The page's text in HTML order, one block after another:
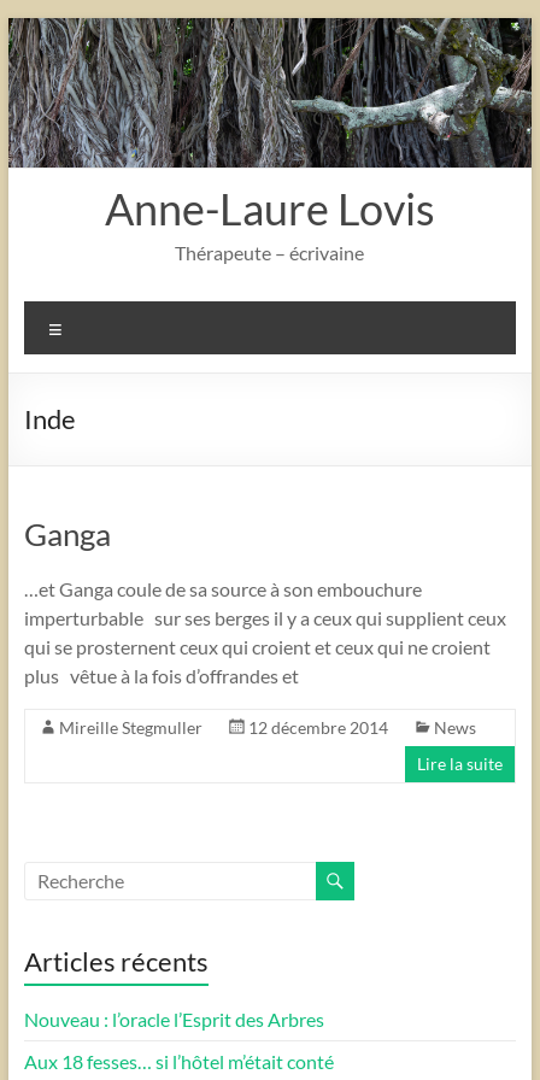
Aller
au
contenu
Anne-Laure Lovis
Thérapeute – écrivaine
Inde
Ganga
…et Ganga coule de sa source à son embouchure
imperturbable sur ses berges il y a ceux qui supplient ceux
qui se prosternent ceux qui croient et ceux qui ne croient
plus vêtue à la fois d’offrandes et
Mireille Stegmuller 12 décembre 2014
News
Lire la suite
Articles récents
Nouveau : l’oracle l’Esprit des Arbres
Aux 18 fesses… si l’hôtel m’était conté